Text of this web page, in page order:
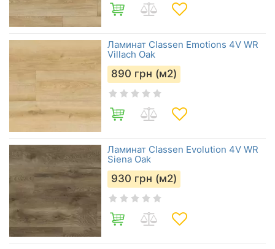
Ламинат Classen Emotions 4V WR
Villach Oak
890 грн (м2)
Ламинат Classen Evolution 4V WR
Siena Oak
930 грн (м2)